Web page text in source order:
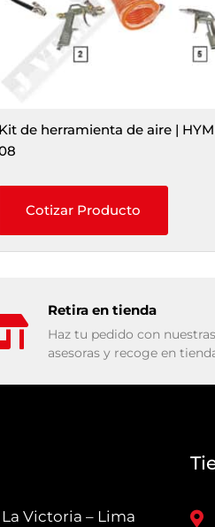
Kit de herramienta de aire |
Cotizar Producto
Retira en tienda
Haz tu pedido con nuestras
asesoras y recoge en
La Victoria – Lima